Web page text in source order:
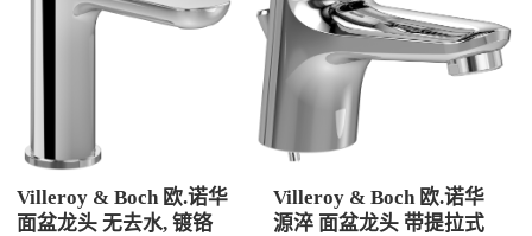
Villeroy & Boch 欧.诺华
面盆龙头 无去水, 镀铬
Villeroy & Boch 欧.诺华
源淬 面盆龙头 带提拉式